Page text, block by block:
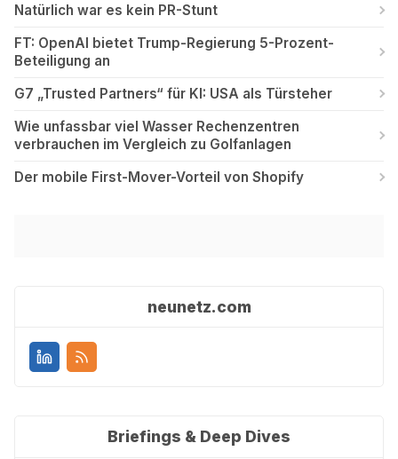
Natürlich war es kein PR-Stunt
FT: OpenAI bietet Trump-Regierung 5-Prozent-
Beteiligung an
G7 „Trusted Partners“ für KI: USA als Türsteher
Wie unfassbar viel Wasser Rechenzentren
verbrauchen im Vergleich zu Golfanlagen
Der mobile First-Mover-Vorteil von Shopify
neunetz.com
Briefings & Deep Dives